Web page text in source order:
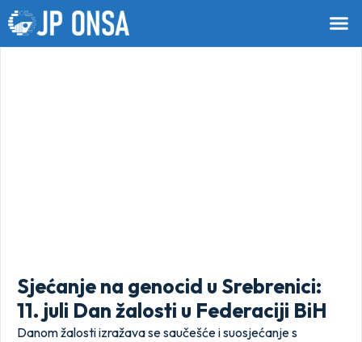
Sjećanje na genocid u Srebrenici:
11. juli Dan žalosti u Federaciji BiH
Danom žalosti izražava se saučešće i suosjećanje s